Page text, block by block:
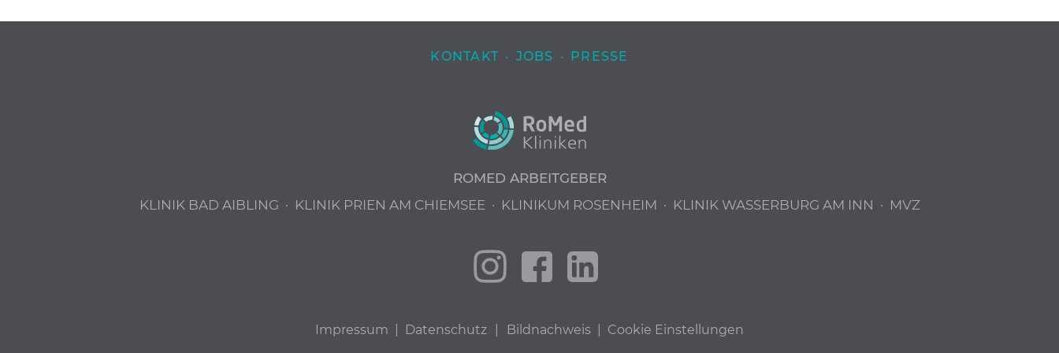
KONTAKT · JOBS · PRESSE
ROMED ARBEITGEBER
KLINIK BAD AIBLING · KLINIK PRIEN AM CHIEMSEE · KLINIKUM ROSENHEIM · KLINIK WASSERBURG AM INN · MVZ
Impressum Datenschutz Bildnachweis Cookie Einstellungen